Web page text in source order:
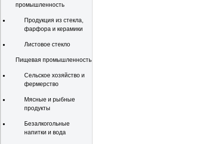
промышленность
Продукция из стекла,
фарфора и керамики
Листовое стекло
Пищевая промышленность
Сельское хозяйство и
фермерство
Мясные и рыбные
продукты
Безалкогольные
напитки и вода